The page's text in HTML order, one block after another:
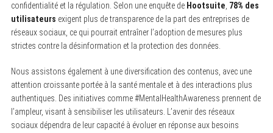
confidentialité et la régulation. Selon une enquête de Hootsuite, 78% des
utilisateurs exigent plus de transparence de la part des entreprises de
réseaux sociaux, ce qui pourrait entraîner l’adoption de mesures plus
strictes contre la désinformation et la protection des données.
Nous assistons également à une diversification des contenus, avec une
attention croissante portée à la santé mentale et à des interactions plus
authentiques. Des initiatives comme #MentalHealthAwareness prennent de
l’ampleur, visant à sensibiliser les utilisateurs. L’avenir des réseaux
sociaux dépendra de leur capacité à évoluer en réponse aux besoins